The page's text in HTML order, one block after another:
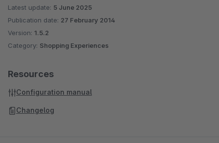
Latest update: 5 June 2025
Publication date: 27 February 2014
Version: 1.5.2
Category: Shopping Experiences
Resources
Configuration manual
Changelog